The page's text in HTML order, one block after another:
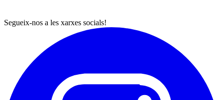
Segueix-nos a les xarxes socials!